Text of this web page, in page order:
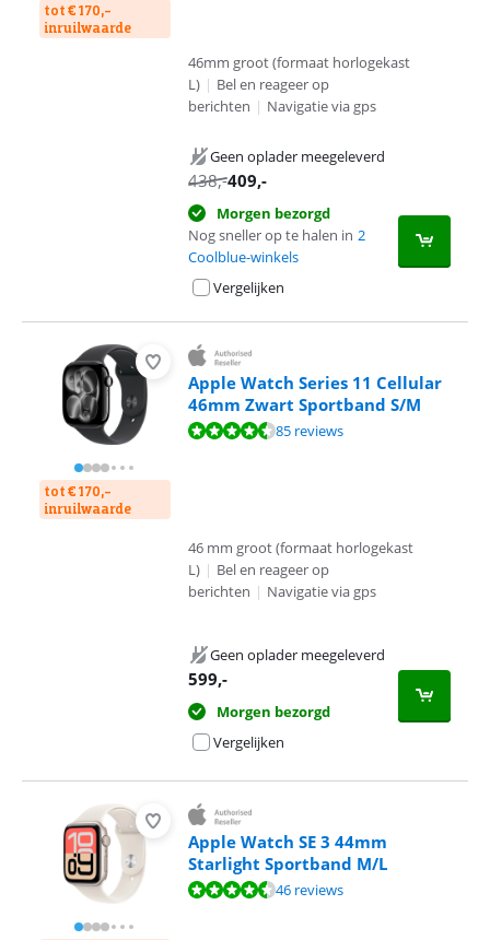
tot € 170,-
inruilwaarde
46mm groot (formaat horlogekast
L) | Bel en reageer op
berichten | Navigatie via gps
Geen oplader meegeleverd
438,-409,-
Morgen bezorgd
Nog sneller op te halen in 2
Coolblue-winkels
Vergelijken
tot € 170,-
inruilwaarde
Apple Watch Series 11 Cellular
46mm Zwart Sportband S/M
Beoordeling is 9,2 van de 10, gebaseerd op 85 reviews.
85 reviews
46 mm groot (formaat horlogekast
L) | Bel en reageer op
berichten | Navigatie via gps
Geen oplader meegeleverd
599,-
Morgen bezorgd
Vergelijken
Apple Watch SE 3 44mm
Starlight Sportband M/L
Beoordeling is 9,0 van de 10, gebaseerd op 46 reviews.
46 reviews